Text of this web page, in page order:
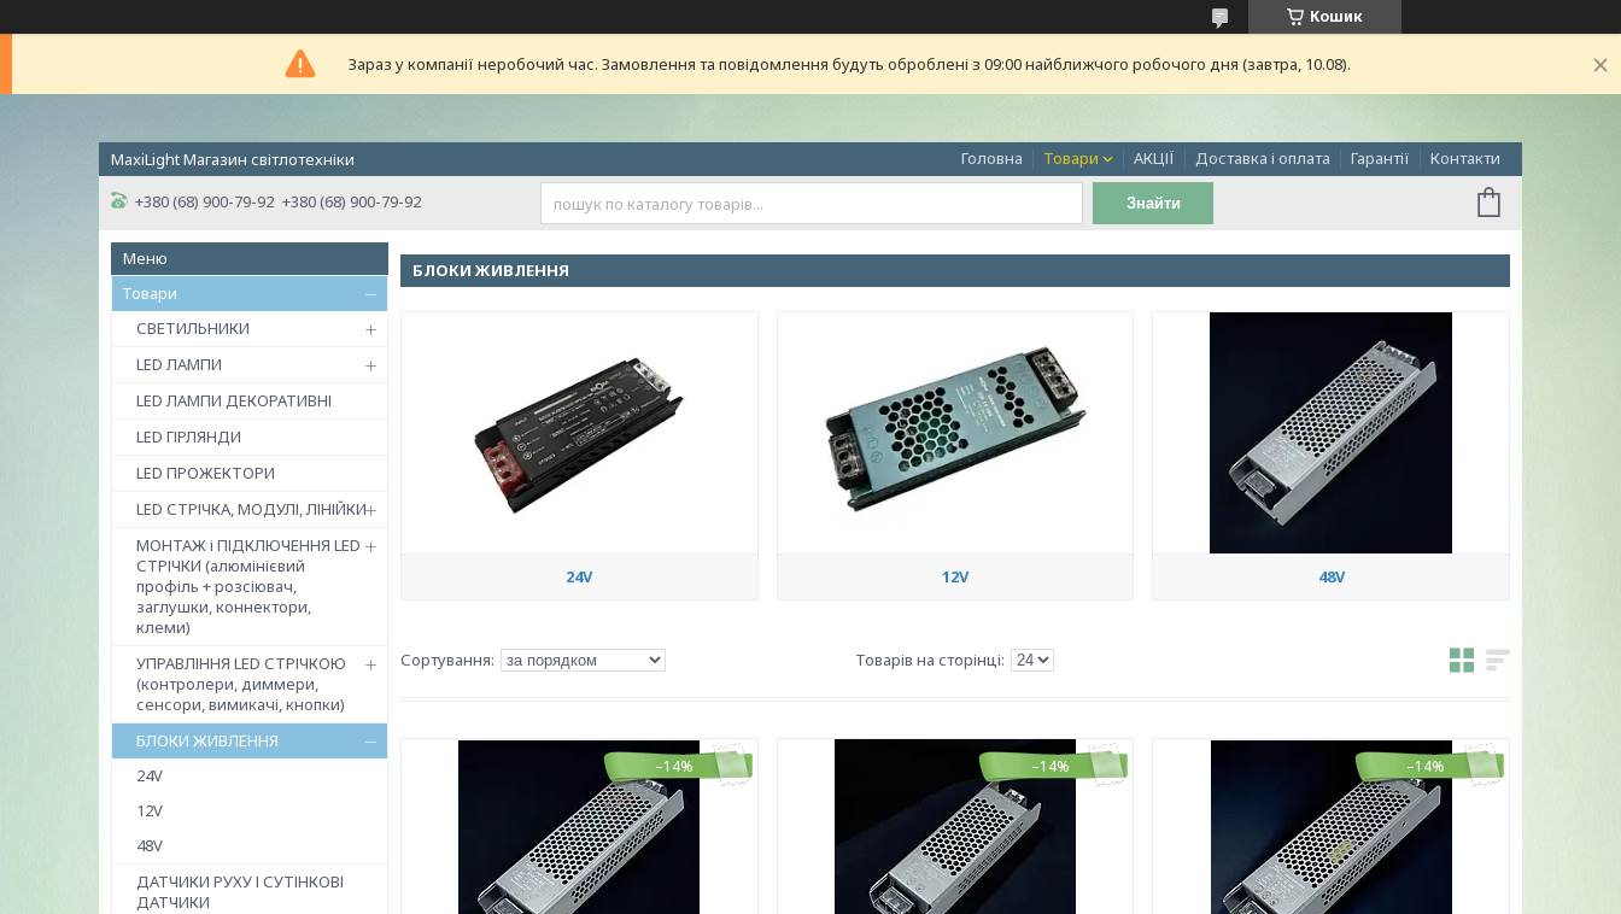
Кошик
Зараз у компанії неробочий час. Замовлення та повідомлення будуть оброблені з 09:00 найближчого робочого дня (завтра, 10.08).
MaxiLight Магазин світлотехніки Головна Товари АКЦІЇ Доставка і оплата Гарантії Контакти
+380 (68) 900-79-92 +380 (68) 900-79-92 Знайти
Товари
СВЕТИЛЬНИКИ
LED ЛАМПИ
LED ЛАМПИ ДЕКОРАТИВНІ
LED ГІРЛЯНДИ
LED ПРОЖЕКТОРИ
LED СТРІЧКА, МОДУЛІ, ЛІНІЙКИ
МОНТАЖ і ПІДКЛЮЧЕННЯ LED
СТРІЧКИ (алюмінієвий
профіль + розсіювач,
заглушки, коннектори,
клеми)
УПРАВЛІННЯ LED СТРІЧКОЮ
(контролери, диммери,
сенсори, вимикачі, кнопки)
БЛОКИ ЖИВЛЕННЯ
24V
12V
48V
ДАТЧИКИ РУХУ І СУТІНКОВІ
ДАТЧИКИ
БЛОКИ ЖИВЛЕННЯ
24V 12V 48V
–14% –14% –14%